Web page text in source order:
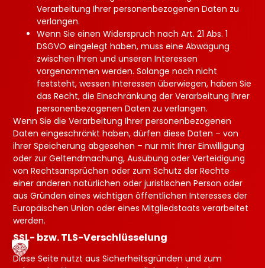
Verarbeitung Ihrer personenbezogenen Daten zu
verlangen.
Wenn Sie einen Widerspruch nach Art. 21 Abs. 1
DSGVO eingelegt haben, muss eine Abwägung
zwischen Ihren und unseren Interessen
vorgenommen werden. Solange noch nicht
feststeht, wessen Interessen überwiegen, haben Sie
das Recht, die Einschränkung der Verarbeitung Ihrer
personenbezogenen Daten zu verlangen.
Wenn Sie die Verarbeitung Ihrer personenbezogenen
Daten eingeschränkt haben, dürfen diese Daten – von
ihrer Speicherung abgesehen – nur mit Ihrer Einwilligung
oder zur Geltendmachung, Ausübung oder Verteidigung
von Rechtsansprüchen oder zum Schutz der Rechte
einer anderen natürlichen oder juristischen Person oder
aus Gründen eines wichtigen öffentlichen Interesses der
Europäischen Union oder eines Mitgliedstaats verarbeitet
werden.
SSL- bzw. TLS-Verschlüsselung
Diese Seite nutzt aus Sicherheitsgründen und zum